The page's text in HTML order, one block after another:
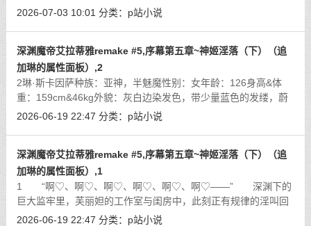
巨大的舞台自建成以来，有资格在其下方落座的观众和在其上方
2026-07-03 10:01 分类： p站小说
深渊魔帝艾拉蒂雅remake #5,序幕第五章~神姬淫落（下）（追
加琳的属性面板）,2
2琳·斯卡因萨种族：亚神，半魅魔性别：女年龄：126身高&体
重：159cm&46kg外貌：灰白边染发色，带少量蓝色的发缕，蔚
蓝眼瞳，双麻花辫用紫水晶做发结，身材纤细标致的少女。身穿
2026-06-19 22:47 分类： p站小说
深渊魔帝艾拉蒂雅remake #5,序幕第五章~神姬淫落（下）（追
加琳的属性面板）,1
1 “啊♡、啊♡、啊♡、啊♡、啊♡、啊♡——” 深渊下的
巨大监牢里，芙丽妲的工作室与闺房中，此刻正有规律的淫叫回
荡不绝。 穿过死寂的走廊和冰冷的灯光，穿过一扇符文加固
2026-06-19 22:47 分类： p站小说